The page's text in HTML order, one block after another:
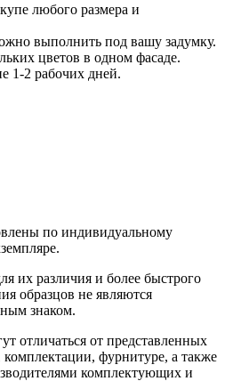
любого размера и
выполнить под вашу задумку.
цветов в одном фасаде.
1-2 рабочих дней.
по индивидуальному
их различия и более быстрого
образцов не являются
знаком.
отличаться от представленных
комплектации, фурнитуре, а также
комплектующих и